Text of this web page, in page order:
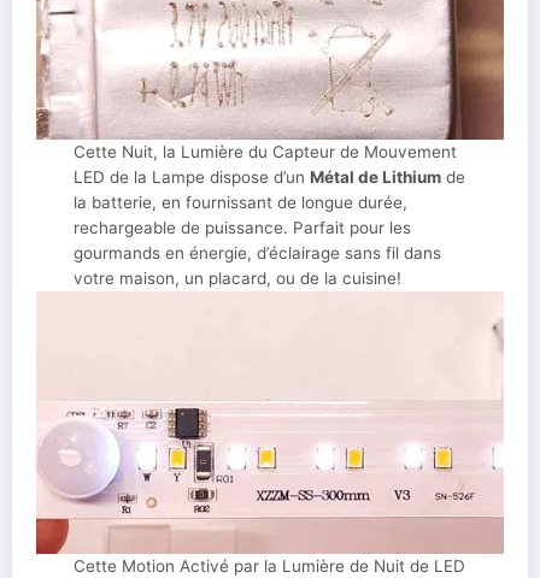
Cette Nuit, la Lumière du Capteur de Mouvement
LED de la Lampe dispose d’unMétal de Lithium de
la batterie, en fournissant de longue durée,
rechargeable de puissance. Parfait pour les
gourmands en énergie, d’éclairage sans fil dans
votre maison, un placard, ou de la cuisine!
Cette Motion Activé par la Lumière de Nuit de LED